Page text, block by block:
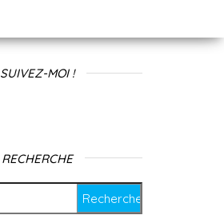
SUIVEZ-MOI !
RECHERCHE